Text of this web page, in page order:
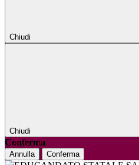
Chiudi
Chiudi
Conferma
Annulla Conferma